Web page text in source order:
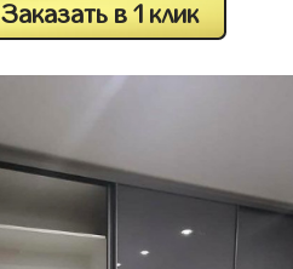
Заказать в 1 клик